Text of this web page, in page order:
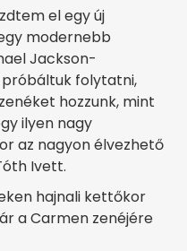
el egy új
modernebb
Jackson-
folytatni,
hozzunk, mint
ilyen nagy
az nagyon élvezhető
Ivett.
hajnali kettőkor
a Carmen zenéjére